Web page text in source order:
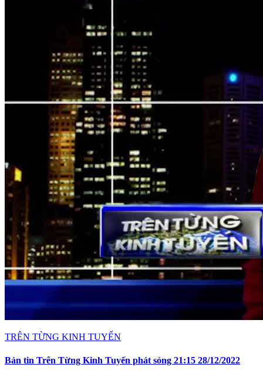
TRÊN TỪNG KINH TUYẾN
Bản tin Trên Từng Kinh Tuyến phát sóng 21:15 28/12/2022